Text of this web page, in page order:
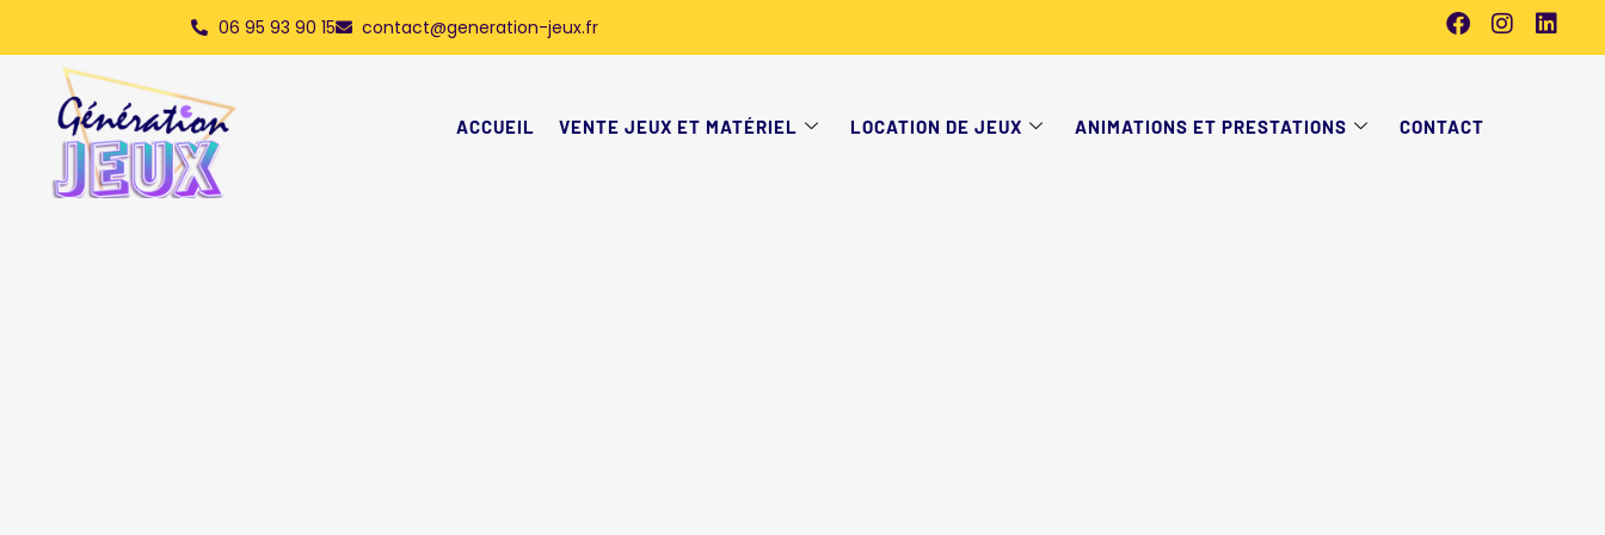
06 95 93 90 15 contact@generation-jeux.fr
ACCUEIL VENTE JEUX ET MATÉRIEL LOCATION DE JEUX ANIMATIONS ET PRESTATIONS CONTACT